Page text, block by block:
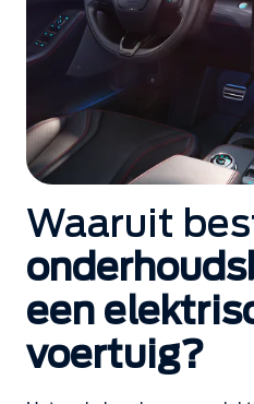
Waaruit
een
voertuig?